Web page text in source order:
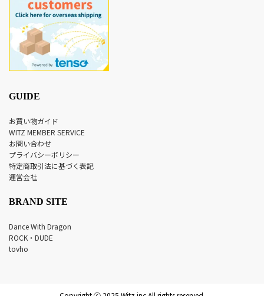
GUIDE
お買い物ガイド
WITZ MEMBER SERVICE
お問い合わせ
プライバシーポリシー
特定商取引法に基づく表記
運営会社
BRAND SITE
Dance With Dragon
ROCK・DUDE
tovho